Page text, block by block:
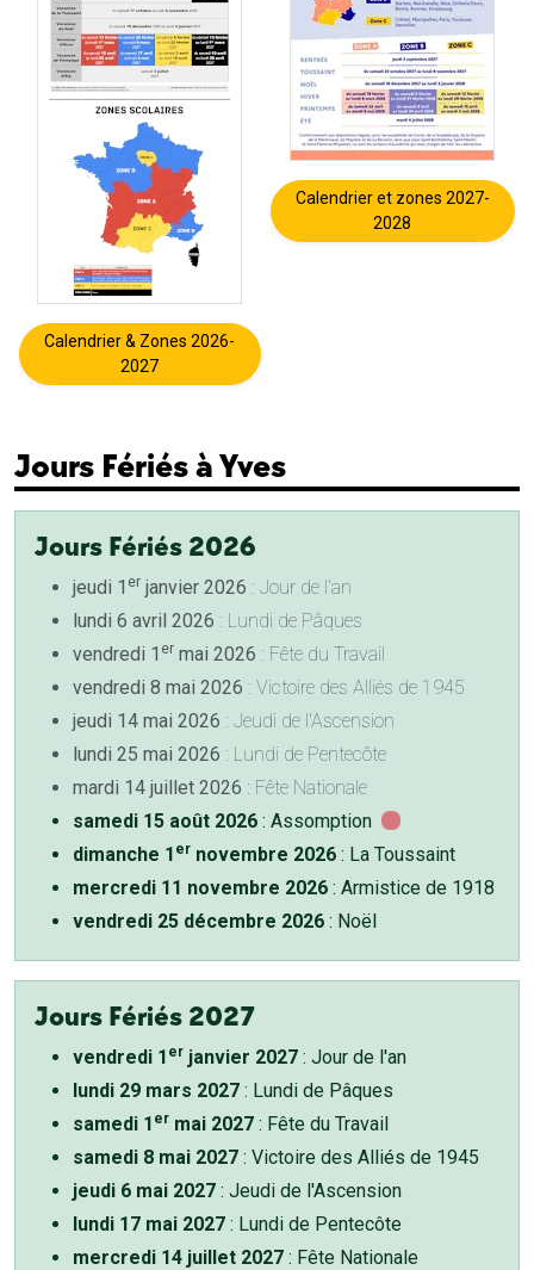
Calendrier & Zones 2026-
2027
Calendrier et zones 2027-
2028
Jours Fériés à Yves
Jours Fériés 2026
jeudi 1 er janvier 2026 : Jour de l'an
lundi 6 avril 2026 : Lundi de Pâques
vendredi 1 er mai 2026 : Fête du Travail
vendredi 8 mai 2026 : Victoire des Alliés de 1945
jeudi 14 mai 2026 : Jeudi de l'Ascension
lundi 25 mai 2026 : Lundi de Pentecôte
mardi 14 juillet 2026 : Fête Nationale
samedi 15 août 2026 : Assomption
dimanche 1 er novembre 2026 : La Toussaint
mercredi 11 novembre 2026 : Armistice de 1918
vendredi 25 décembre 2026 : Noël
Jours Fériés 2027
vendredi 1 er janvier 2027 : Jour de l'an
lundi 29 mars 2027 : Lundi de Pâques
samedi 1 er mai 2027 : Fête du Travail
samedi 8 mai 2027 : Victoire des Alliés de 1945
jeudi 6 mai 2027 : Jeudi de l'Ascension
lundi 17 mai 2027 : Lundi de Pentecôte
mercredi 14 juillet 2027 : Fête Nationale